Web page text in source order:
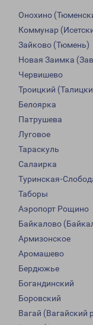
Онохино
Коммунар
Зайково (Тюмень)
Новая Заимка
Червишево
Троицкий
Белоярка
Патрушева
Луговое
Тараскуль
Салаирка
Туринская-
Таборы
Аэропорт Рощино
Байкалово
Армизонское
Аромашево
Бердюжье
Богандинский
Боровский
Вагай (Вагайский